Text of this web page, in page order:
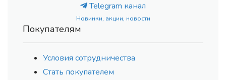
Telegram канал
Новинки, акции, новости
Покупателям
Условия сотрудничества
Стать покупателем